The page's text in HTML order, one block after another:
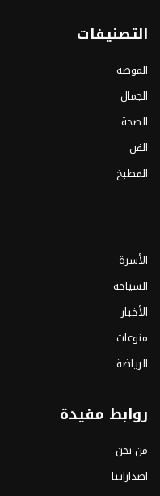
التصنيفات
الموضة
الجمال
الصحة
الفن
المطبخ
الأسرة
السياحة
الأخبار
منوعات
الرياضة
روابط مفيدة
من نحن
اصداراتنا